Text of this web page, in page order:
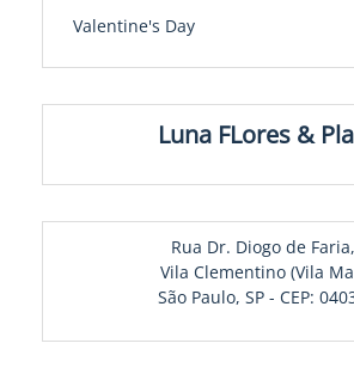
Valentine's Day
Luna FLores &
Rua Dr. Diogo de
Vila Clementino (Vila
São Paulo, SP - CEP: